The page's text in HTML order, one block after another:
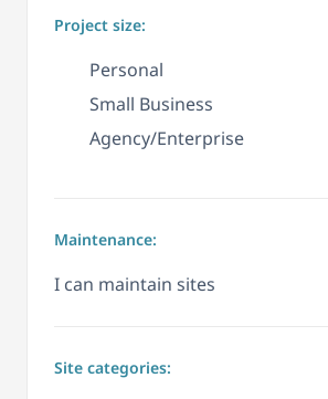
Project size:
Personal
Small Business
Agency/Enterprise
Maintenance:
I can maintain sites
Site categories: